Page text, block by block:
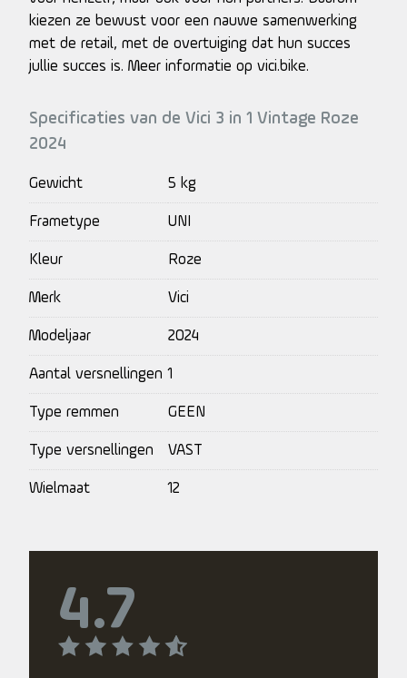
kiezen ze bewust voor een nauwe samenwerking
met de retail, met de overtuiging dat hun succes
jullie succes is. Meer informatie op vici.bike.
Specificaties van de Vici 3 in 1 Vintage Roze
2024
Gewicht 5 kg
Frametype UNI
Kleur Roze
Merk Vici
Modeljaar 2024
Aantal versnellingen 1
Type remmen GEEN
Type versnellingen VAST
Wielmaat 12
4.7